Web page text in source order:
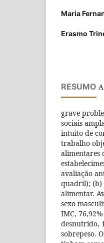
Maria
Erasmo
RESUMO
grave
sociais
intuito de
trabalho
alimentares
avaliação
quadril); (b)
alimentar.
sexo
IMC,
desnutrido,
sobrepeso.